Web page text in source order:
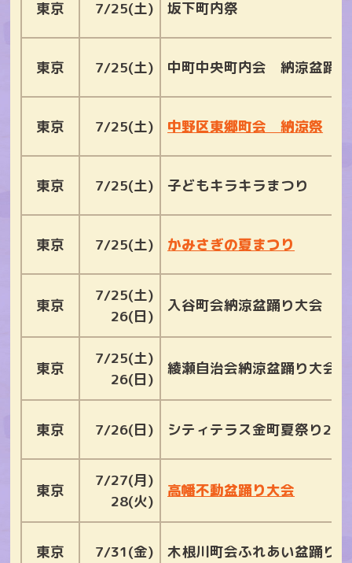
東京 7/25(土) 坂下町内祭
東京 7/25(土) 中町中央町内会 納涼盆踊
東京 7/25(土) 中野区東郷町会 納涼祭
東京 7/25(土) 子どもキラキラまつり
東京 7/25(土) かみさぎの夏まつり
東京
7/25(土)
26(日)
入谷町会納涼盆踊り大会
東京
7/25(土)
26(日)
綾瀬自治会納涼盆踊り大会
東京 7/26(日) シティテラス金町夏祭り
東京
7/27(月)
28(火)
高幡不動盆踊り大会
東京 7/31(金) 木根川町会ふれあい盆踊り